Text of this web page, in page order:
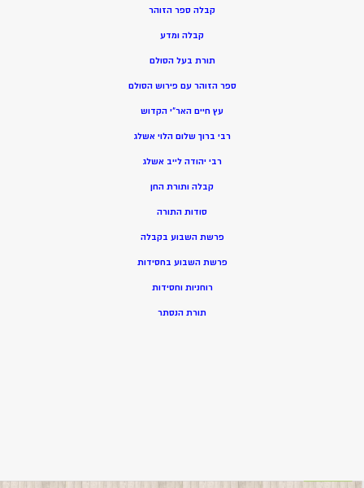
קבלה ספר הזוהר
קבלה ומדע
תורת בעל הסולם
ספר הזוהר עם פירוש הסולם
עץ חיים האר”י הקדוש
רבי ברוך שלום הלוי אשלג
רבי יהודה לייב אשלג
קבלה ותורת החן
סודות התורה
פרשת השבוע בקבלה
פרשת השבוע בחסידות
רוחניות וחסידות
תורת הנסתר